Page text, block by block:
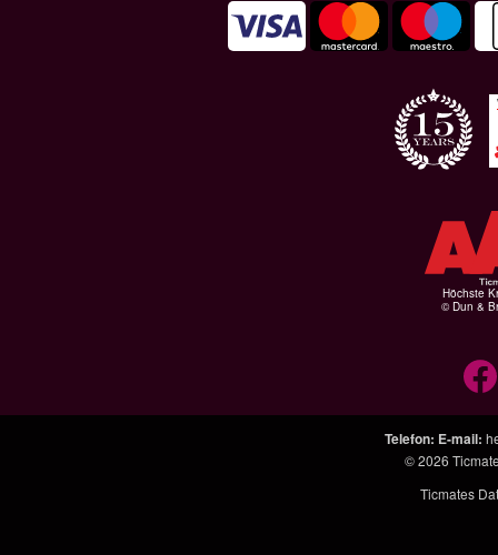
Höchste
© Dun &
Telefon: E-mail:
© 2026
Ticmates